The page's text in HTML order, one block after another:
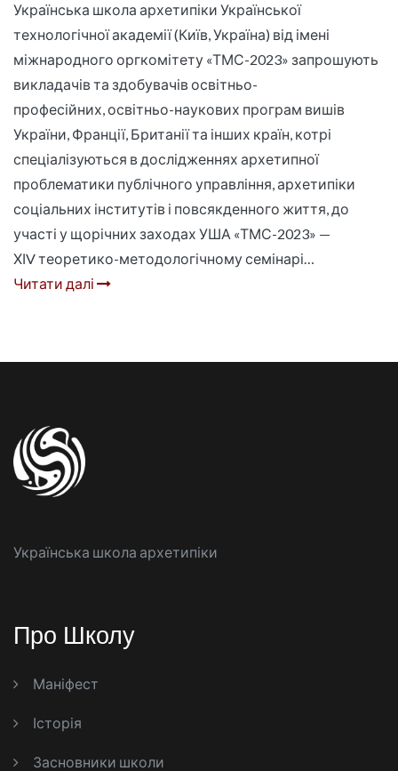
Українська школа архетипіки Української
технологічної академії (Київ, Україна) від імені
міжнародного оргкомітету «ТМС-2023» запрошують
викладачів та здобувачів освітньо-
професійних, освітньо-наукових програм вишів
України, Франції, Британії та інших країн, котрі
спеціалізуються в дослідженнях архетипної
проблематики публічного управління, архетипіки
соціальних інститутів і повсякденного життя, до
участі у щорічних заходах УША «ТМС-2023» —
ХІV теоретико-методологічному семінарі…
Читати далі
Українська школа архетипіки
Про Школу
Маніфест
Історія
Засновники школи